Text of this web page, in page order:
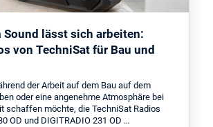
Sound lässt sich arbeiten:
von TechniSat für Bau und
der Arbeit auf dem Bau auf dem
oder eine angenehme Atmosphäre bei
schaffen möchte, die TechniSat Radios
OD und DIGITRADIO 231 OD …